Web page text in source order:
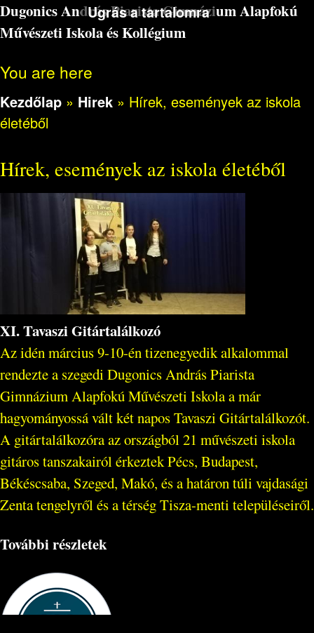
Ugrás a tartalomra
Dugonics András Piarista Gimnázium Alapfokú
Művészeti Iskola és Kollégium
You are here
Kezdőlap » Hirek » Hírek, események az iskola
életéből
Hírek, események az iskola életéből
XI. Tavaszi Gitártalálkozó
Az idén március 9-10-én tizenegyedik alkalommal
rendezte a szegedi Dugonics András Piarista
Gimnázium Alapfokú Művészeti Iskola a már
hagyományossá vált két napos Tavaszi Gitártalálkozót.
A gitártalálkozóra az országból 21 művészeti iskola
gitáros tanszakairól érkeztek Pécs, Budapest,
Békéscsaba, Szeged, Makó, és a határon túli vajdasági
Zenta tengelyről és a térség Tisza-menti településeiről.
További részletek